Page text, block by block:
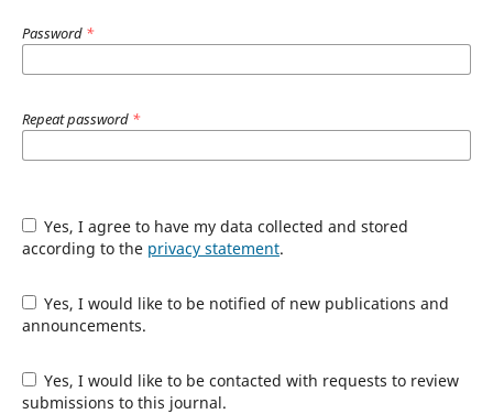
Password *
Repeat password *
Yes, I agree to have my data collected and stored
according to the privacy statement.
Yes, I would like to be notified of new publications and
announcements.
Yes, I would like to be contacted with requests to review
submissions to this journal.